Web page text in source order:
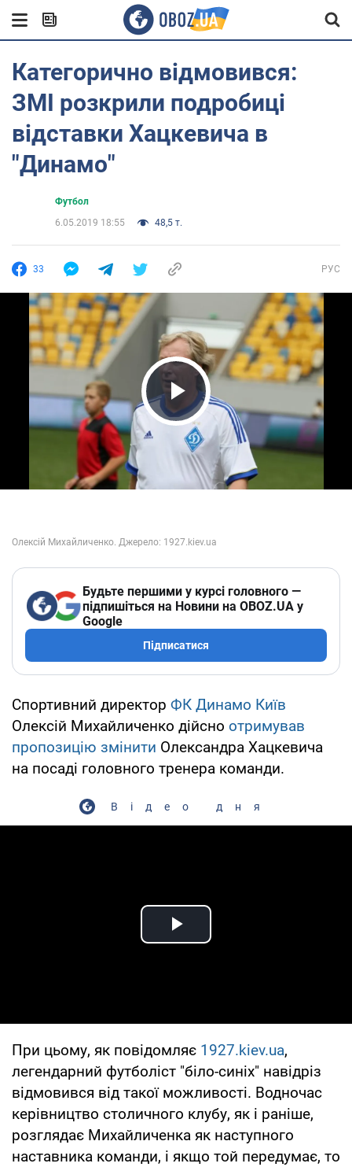
Категорично відмовився:
ЗМІ розкрили подробиці
відставки Хацкевича в
"Динамо"
Футбол
6.05.2019 18:55
48,5 т.
33 РУС
Play Video
Будьте першими у курсі головного —
підпишіться на Новини на OBOZ.UA у
Google
Підписатися
Спортивний директор ФК Динамо Київ
Олексій Михайличенко дійсно отримував
пропозицію змінити Олександра Хацкевича
на посаді головного тренера команди.
Відео дня
Play Video
При цьому, як повідомляє 1927.kiev.ua,
легендарний футболіст "біло-синіх" навідріз
відмовився від такої можливості. Водночас
керівництво столичного клубу, як і раніше,
розглядає Михайличенка як наступного
наставника команди, і якщо той передумає, то